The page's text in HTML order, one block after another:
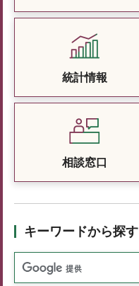
統計情報
相談窓口
キーワードから探す